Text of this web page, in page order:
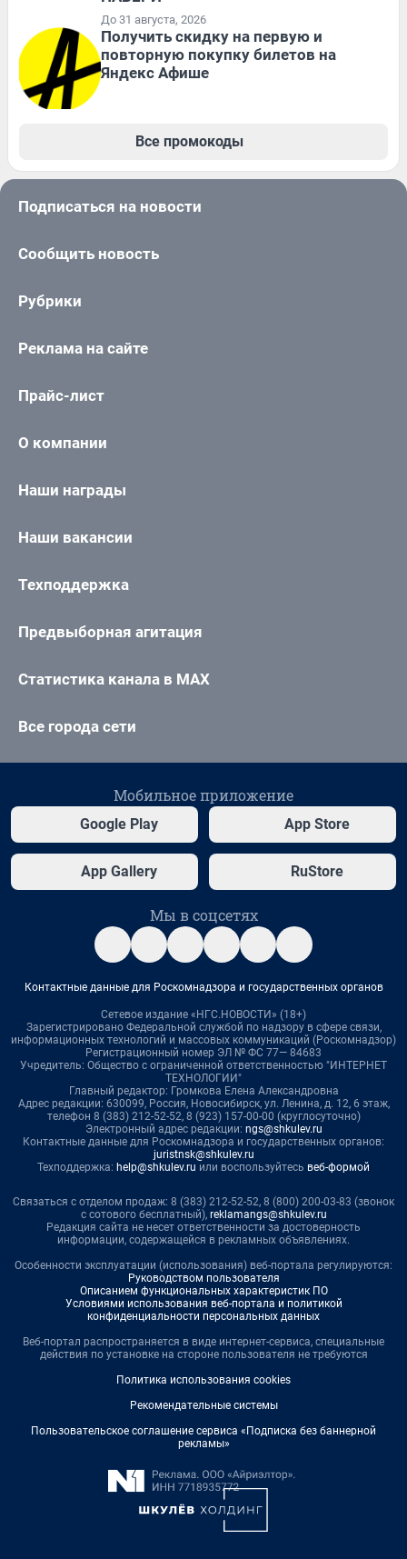
До 31 августа, 2026
Получить скидку на первую и
повторную покупку билетов на
Яндекс Афише
Все промокоды
Подписаться на новости
Сообщить новость
Рубрики
Реклама на сайте
Прайс-лист
О компании
Наши награды
Наши вакансии
Техподдержка
Предвыборная агитация
Статистика канала в MAX
Все города сети
Мобильное приложение
Google Play App Store
App Gallery RuStore
Мы в соцсетях
Контактные данные для Роскомнадзора и государственных органов
Сетевое издание «НГС.НОВОСТИ» (18+)
Зарегистрировано Федеральной службой по надзору в сфере связи,
информационных технологий и массовых коммуникаций (Роскомнадзор)
Регистрационный номер ЭЛ № ФС 77— 84683
Учредитель: Общество с ограниченной ответственностью "ИНТЕРНЕТ
ТЕХНОЛОГИИ"
Главный редактор: Громкова Елена Александровна
Адрес редакции: 630099, Россия, Новосибирск, ул. Ленина, д. 12, 6 этаж,
телефон 8 (383) 212-52-52, 8 (923) 157-00-00 (круглосуточно)
Электронный адрес редакции: ngs@shkulev.ru
Контактные данные для Роскомнадзора и государственных органов:
juristnsk@shkulev.ru
Техподдержка: help@shkulev.ru или воспользуйтесь веб-формой
Связаться с отделом продаж: 8 (383) 212-52-52, 8 (800) 200-03-83 (звонок
с сотового бесплатный), reklamangs@shkulev.ru
Редакция сайта не несет ответственности за достоверность
информации, содержащейся в рекламных объявлениях.
Особенности эксплуатации (использования) веб-портала регулируются:
Руководством пользователя
Описанием функциональных характеристик ПО
Условиями использования веб-портала и политикой
конфиденциальности персональных данных
Веб-портал распространяется в виде интернет-сервиса, специальные
действия по установке на стороне пользователя не требуются
Политика использования cookies
Рекомендательные системы
Пользовательское соглашение сервиса «Подписка без баннерной
рекламы»